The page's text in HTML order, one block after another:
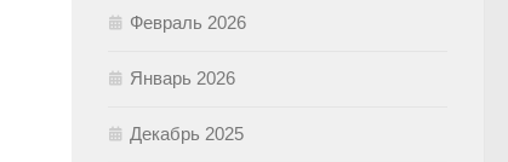
Февраль 2026
Январь 2026
Декабрь 2025